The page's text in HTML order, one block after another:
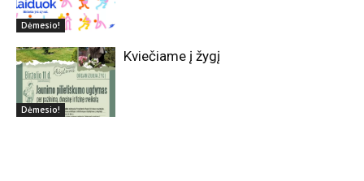
Dėmesio!
Dėmesio!
Kviečiame į žygį